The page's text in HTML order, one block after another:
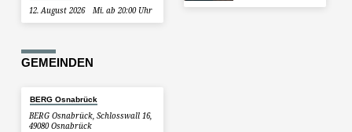
12. August 2026 Mi. ab 20:00 Uhr
GEMEINDEN
BERG Osnabrück
BERG Osnabrück, Schlosswall 16,
49080 Osnabrück